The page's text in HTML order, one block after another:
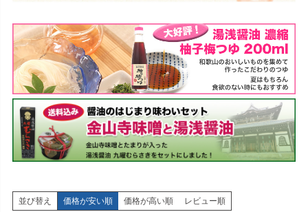
並び替え 価格が安い順 価格が高い順 レビュー順